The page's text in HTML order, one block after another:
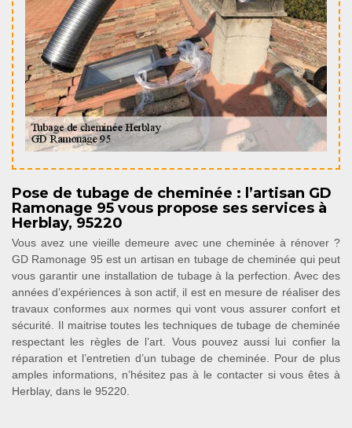
Pose de tubage de cheminée : l’artisan GD
Ramonage 95 vous propose ses services à
Herblay, 95220
Vous avez une vieille demeure avec une cheminée à rénover ?
GD Ramonage 95 est un artisan en tubage de cheminée qui peut
vous garantir une installation de tubage à la perfection. Avec des
années d’expériences à son actif, il est en mesure de réaliser des
travaux conformes aux normes qui vont vous assurer confort et
sécurité. Il maitrise toutes les techniques de tubage de cheminée
respectant les règles de l’art. Vous pouvez aussi lui confier la
réparation et l’entretien d’un tubage de cheminée. Pour de plus
amples informations, n’hésitez pas à le contacter si vous êtes à
Herblay, dans le 95220.